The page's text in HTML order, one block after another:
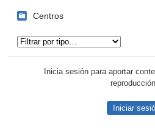
Centros
Inicia sesión para aportar
Iniciar